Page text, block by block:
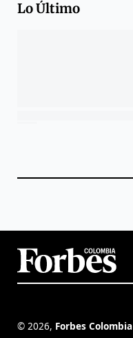
Lo Último
© 2026, Forbes Colombia